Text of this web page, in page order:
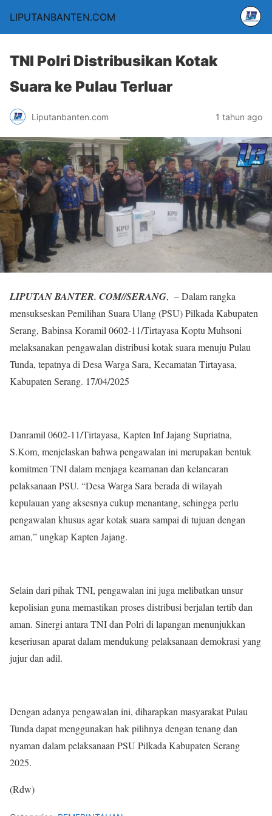
LIPUTANBANTEN.COM
TNI Polri Distribusikan Kotak
Suara ke Pulau Terluar
Liputanbanten.com 1 tahun ago
LIPUTAN BANTER. COM//SERANG, – Dalam rangka
mensukseskan Pemilihan Suara Ulang (PSU) Pilkada Kabupaten
Serang, Babinsa Koramil 0602-11/Tirtayasa Koptu Muhsoni
melaksanakan pengawalan distribusi kotak suara menuju Pulau
Tunda, tepatnya di Desa Warga Sara, Kecamatan Tirtayasa,
Kabupaten Serang. 17/04/2025
Danramil 0602-11/Tirtayasa, Kapten Inf Jajang Supriatna,
S.Kom, menjelaskan bahwa pengawalan ini merupakan bentuk
komitmen TNI dalam menjaga keamanan dan kelancaran
pelaksanaan PSU. “Desa Warga Sara berada di wilayah
kepulauan yang aksesnya cukup menantang, sehingga perlu
pengawalan khusus agar kotak suara sampai di tujuan dengan
aman,” ungkap Kapten Jajang.
Selain dari pihak TNI, pengawalan ini juga melibatkan unsur
kepolisian guna memastikan proses distribusi berjalan tertib dan
aman. Sinergi antara TNI dan Polri di lapangan menunjukkan
keseriusan aparat dalam mendukung pelaksanaan demokrasi yang
jujur dan adil.
Dengan adanya pengawalan ini, diharapkan masyarakat Pulau
Tunda dapat menggunakan hak pilihnya dengan tenang dan
nyaman dalam pelaksanaan PSU Pilkada Kabupaten Serang
2025.
(Rdw)